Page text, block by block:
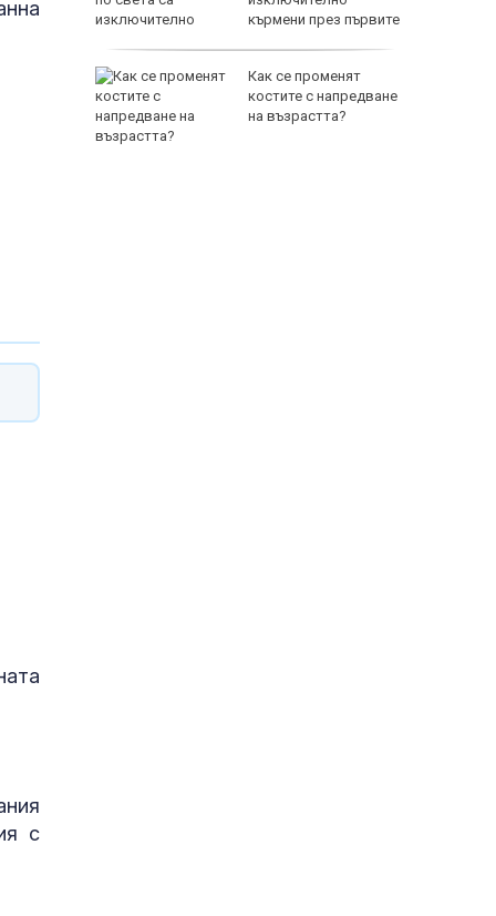
с
кърмени през първите
Как се променят
костите с напредване
на възрастта?